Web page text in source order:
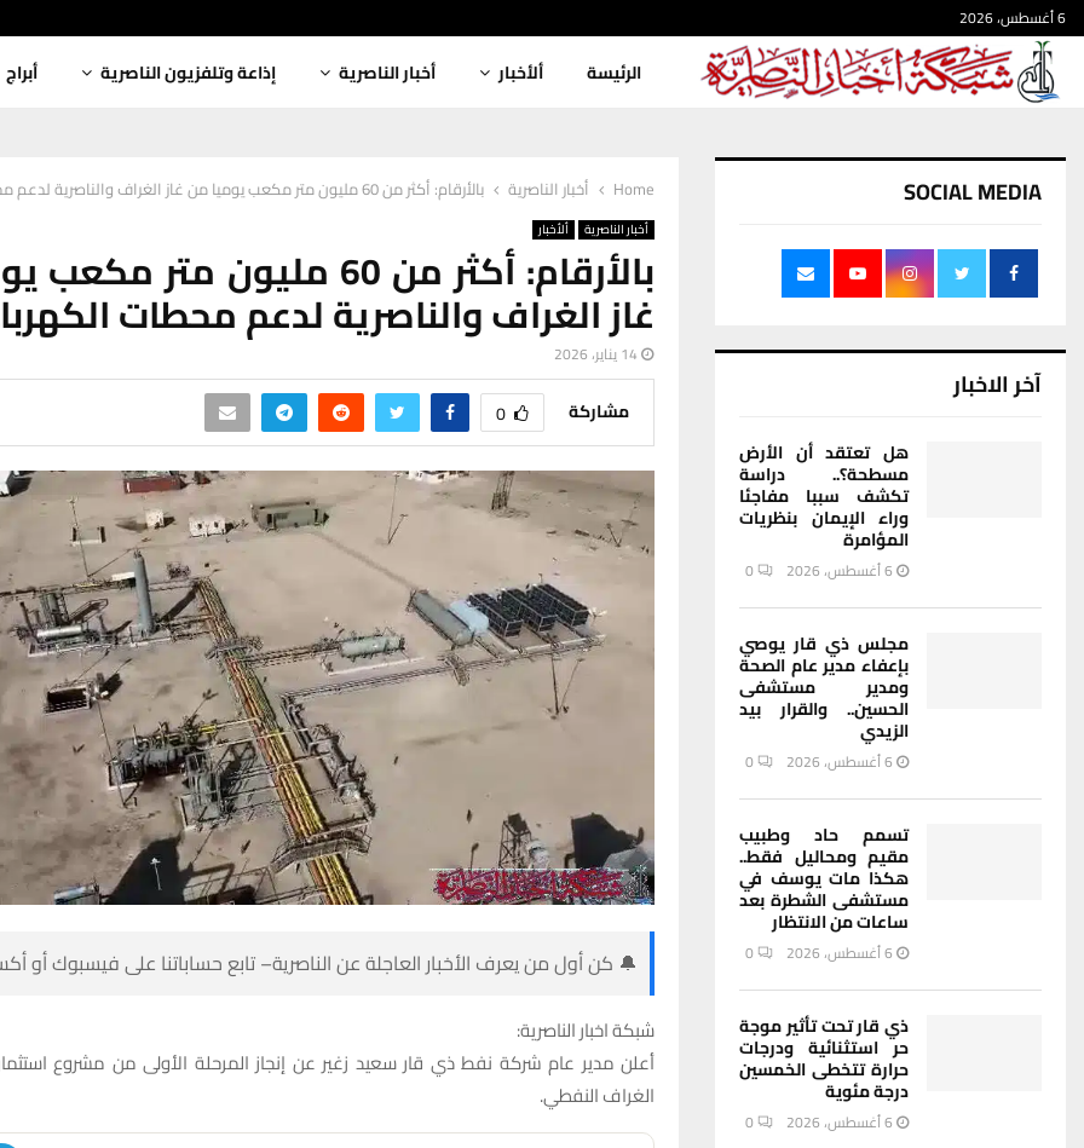
6 أغسطس، 2026
الرئيسة ألأخبار أخبار الناصرية إذاعة وتلفزيون الناصرية أبراج
Home أخبار الناصرية بالأرقام: أكثر من 60 مليون متر مكعب يوميا من غاز الغراف والناصرية لدعم محطات الكهرباء
أخبار الناصرية ألأخبار
بالأرقام: أكثر من 60 مليون متر
غاز الغراف والناصرية لدعم محطات
14 يناير، 2026
مشاركة 0
🔔 كن أول من يعرف الأخبار العاجلة عن الناصرية– تابع حساباتنا على فيسبوك أو
شبكة اخبار الناصرية:
أعلن مدير عام شركة نفط ذي قار سعيد زغير عن إنجاز المرحلة الأولى من مشروع
الغراف النفطي.
SOCIAL MEDIA
آخر الاخبار
هل تعتقد أن الأرض
مسطحة؟.. دراسة
تكشف سببا مفاجئا
وراء الإيمان بنظريات
المؤامرة
6 أغسطس، 2026 0
مجلس ذي قار يوصي
بإعفاء مدير عام الصحة
ومدير مستشفى
الحسين.. والقرار بيد
الزيدي
6 أغسطس، 2026 0
تسمم حاد وطبيب
مقيم ومحاليل فقط..
هكذا مات يوسف في
مستشفى الشطرة بعد
ساعات من الانتظار
6 أغسطس، 2026 0
ذي قار تحت تأثير موجة
حر استثنائية ودرجات
حرارة تتخطى الخمسين
درجة مئوية
6 أغسطس، 2026 0